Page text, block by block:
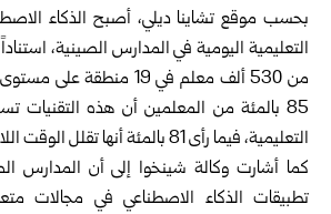
بحسب موقع تشاينا ديلي، أصبح الذكاء
التعليمية اليومية في المدارس الصينية،
من 530 ألف معلم في 19
85 بالمئة من المعلمين أن هذه التقنيات
التعليمية، فيما رأى 81 بالمئة أنها تقلل الوقت اللازم لإعداد الدروس.
كما أشارت وكالة شينخوا إلى أن المدارس
تطبيقات الذكاء الاصطناعي في مجالات